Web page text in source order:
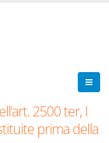
2500 ter, I
prima della